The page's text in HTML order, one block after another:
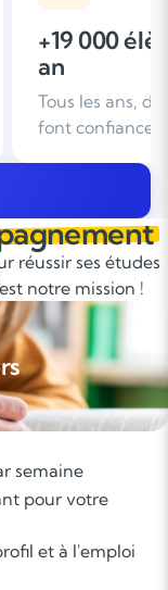
+ de 25 ans
Leader du
domicile en
réussir ses études
notre mission !
semaine
pour votre
et à l'emploi